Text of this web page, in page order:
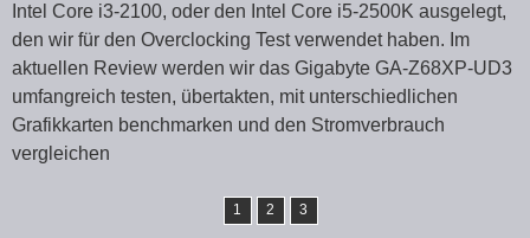
Intel Core i3-2100, oder den Intel Core i5-2500K ausgelegt,
den wir für den Overclocking Test verwendet haben. Im
aktuellen Review werden wir das Gigabyte GA-Z68XP-UD3
umfangreich testen, übertakten, mit unterschiedlichen
Grafikkarten benchmarken und den Stromverbrauch
vergleichen
1 2 3